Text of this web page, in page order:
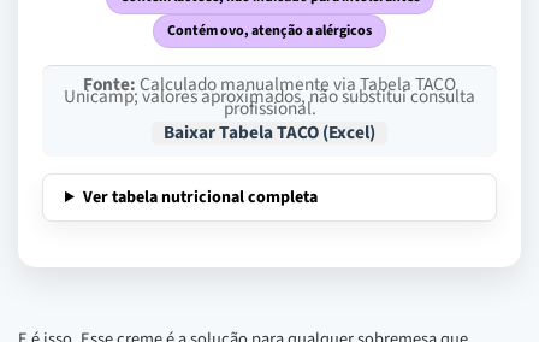
Contém ovo, atenção a alérgicos
Fonte:Calculado manualmente via Tabela TACO
Unicamp; valores aproximados, não substitui consulta
profissional.
Baixar Tabela TACO (Excel)
Ver tabela nutricional completa